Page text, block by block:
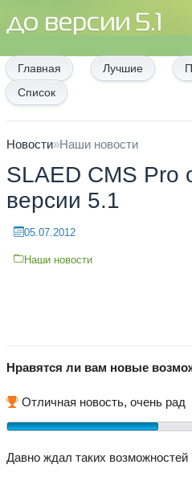
до версии 5.1
Главная Лучшие
Список
Новости»Наши новости
SLAED CMS Pro
версии 5.1
05.07.2012
Наши новости
Нравятся ли вам новые
Отличная новость, очень рад
Давно ждал таких возможностей